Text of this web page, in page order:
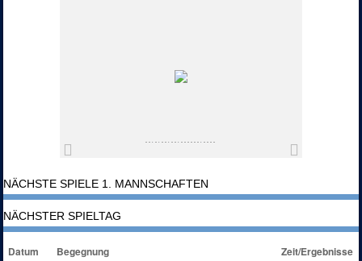
NÄCHSTE SPIELE 1. MANNSCHAFTEN
NÄCHSTER SPIELTAG
Datum Begegnung Zeit/Ergebnisse